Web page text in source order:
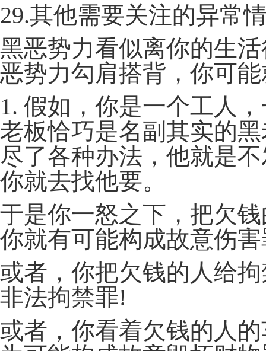
29.其他需要关注的异常
黑恶势力看似离你的生
恶势力勾肩搭背，你可
1. 假如，你是一个工人
老板恰巧是名副其实的
尽了各种办法，他就是
你就去找他要。
于是你一怒之下，把欠
你就有可能构成故意伤
或者，你把欠钱的人给
非法拘禁罪!
或者，你看着欠钱的人